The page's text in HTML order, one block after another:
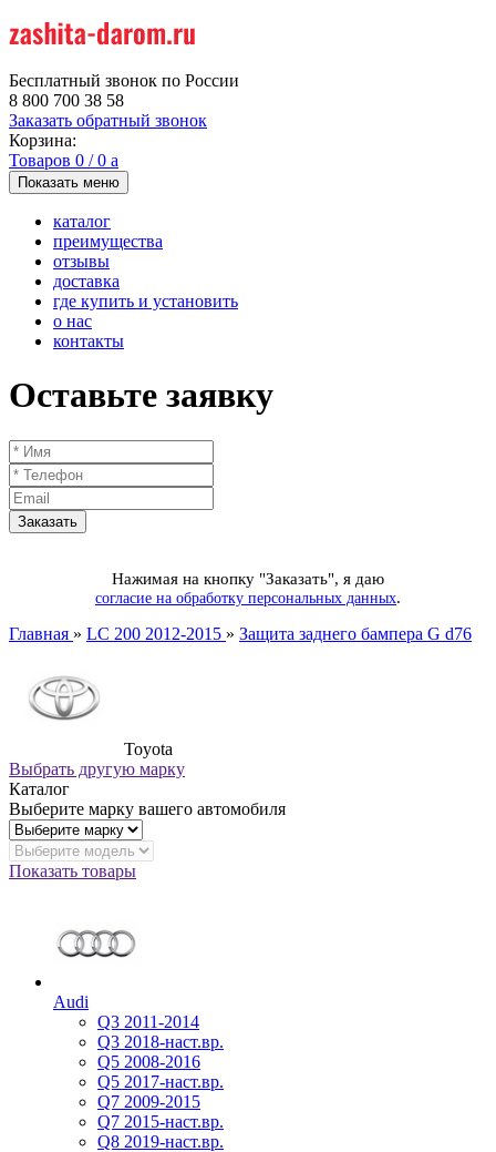
Бесплатный звонок по России
8 800 700 38 58
Заказать обратный звонок
Корзина:
Товаров 0 /0 a
Показать меню
каталог
преимущества
отзывы
доставка
где купить и установить
о нас
контакты
Оставьте заявку
Нажимая на кнопку "Заказать", я даю
согласие на обработку персональных данных.
Главная » LC 200 2012-2015 » Защита заднего бампера G d76
Toyota
Выбрать другую марку
Каталог
Выберите марку вашего автомобиля
Показать товары
Audi
Q3 2011-2014
Q3 2018-наст.вр.
Q5 2008-2016
Q5 2017-наст.вр.
Q7 2009-2015
Q7 2015-наст.вр.
Q8 2019-наст.вр.